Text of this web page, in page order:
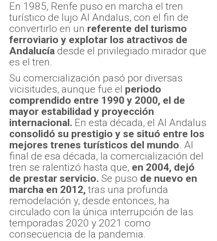
En 1985, Renfe puso en marcha el tren
turístico de lujo Al Andalus, con el fin de
convertirlo en un referente del turismo
ferroviario y explotar los atractivos de
Andalucía desde el privilegiado mirador que
es el tren.
Su comercialización pasó por diversas
vicisitudes, aunque fue el periodo
comprendido entre 1990 y 2000, el de
mayor estabilidad y proyección
internacional. En esta década, el Al Andalus
consolidó su prestigio y se situó entre los
mejores trenes turísticos del mundo. Al
final de esa década, la comercialización del
tren se ralentizó hasta que, en 2004, dejó
de prestar servicio. Se puso de nuevo en
marcha en 2012, tras una profunda
remodelación y, desde entonces, ha
circulado con la única interrupción de las
temporadas 2020 y 2021 como
consecuencia de la pandemia.